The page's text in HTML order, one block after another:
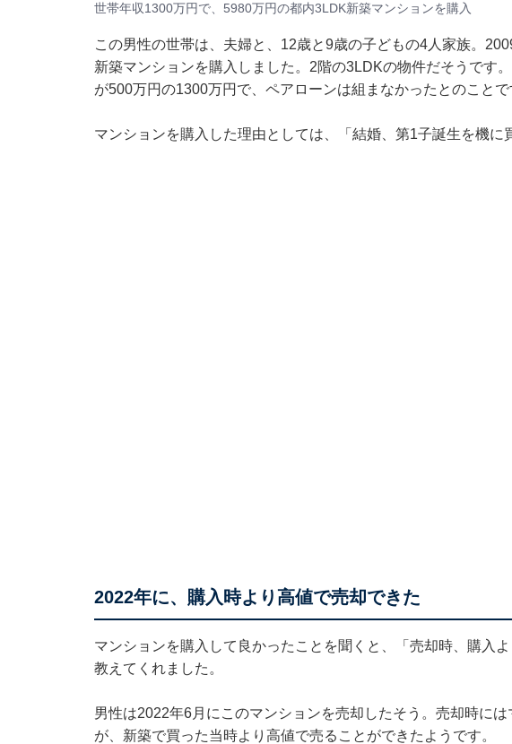
世帯年収1300万円で、5980万円の都内3LDK新築マンションを購入
この男性の世帯は、夫婦と、12歳と9歳の子どもの4人家族。
新築マンションを購入しました。2階の3LDKの物件だそうです
が500万円の1300万円で、ペアローンは組まなかったとのことで
マンションを購入した理由としては、「結婚、第1子誕生を機に
2022年に、購入時より高値で売却できた
マンションを購入して良かったことを聞くと、「売却時、購入
教えてくれました。
男性は2022年6月にこのマンションを売却したそう。売却時に
が、新築で買った当時より高値で売ることができたようです。